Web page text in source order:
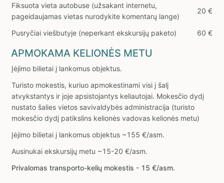
Fiksuota vieta autobuse (užsakant internetu,
pageidaujamas vietas nurodykite komentarų lange)
20 €
Pusryčiai viešbutyje (neperkant ekskursijų paketo) 60 €
APMOKAMA KELIONĖS METU
Įėjimo bilietai į lankomus objektus.
Turisto mokestis, kuriuo apmokestinami visi į šalį
atvykstantys ir joje apsistojantys keliautojai. Mokesčio dydį
nustato šalies vietos savivaldybės administracija (turisto
mokesčio dydį patikslins kelionės vadovas kelionės metu)
Įėjimo bilietai į lankomus objektus ~155 €/asm.
Ausinukai ekskursijų metu ~15-20 €/asm.
Privalomas transporto-kelių mokestis - 15 €/asm.